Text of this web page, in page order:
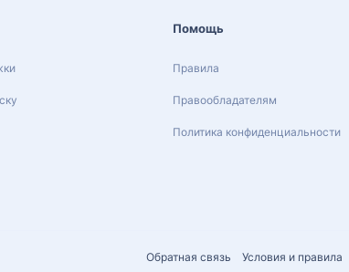
Обратная связь Условия и правила
Помощь
Правила
Правообладателям
Политика конфиденциальности